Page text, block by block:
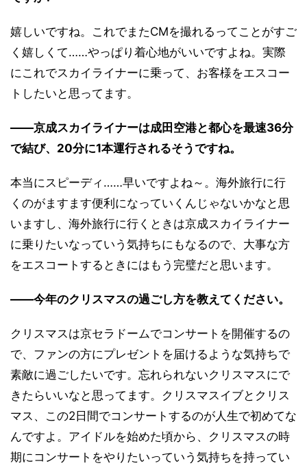
嬉しいですね。これでまたCMを撮れるってことがすご
く嬉しくて……やっぱり着心地がいいですよね。実際
にこれでスカイライナーに乗って、お客様をエスコー
トしたいと思ってます。
――京成スカイライナーは成田空港と都心を最速36分
で結び、20分に1本運行されるそうですね。
本当にスピーディ……早いですよね～。海外旅行に行
くのがますます便利になっていくんじゃないかなと思
いますし、海外旅行に行くときは京成スカイライナー
に乗りたいなっていう気持ちにもなるので、大事な方
をエスコートするときにはもう完璧だと思います。
――今年のクリスマスの過ごし方を教えてください。
クリスマスは京セラドームでコンサートを開催するの
で、ファンの方にプレゼントを届けるような気持ちで
素敵に過ごしたいです。忘れられないクリスマスにで
きたらいいなと思ってます。クリスマスイブとクリス
マス、この2日間でコンサートするのが人生で初めてな
んですよ。アイドルを始めた頃から、クリスマスの時
期にコンサートをやりたいっていう気持ちを持ってい